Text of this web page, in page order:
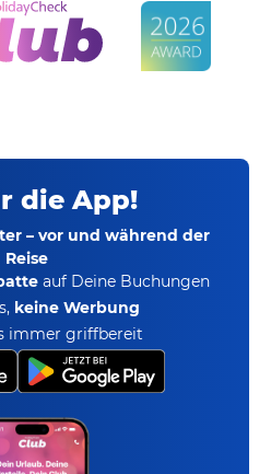
die App!
– vor und während der
Reise
auf Deine Buchungen
keine Werbung
immer griffbereit